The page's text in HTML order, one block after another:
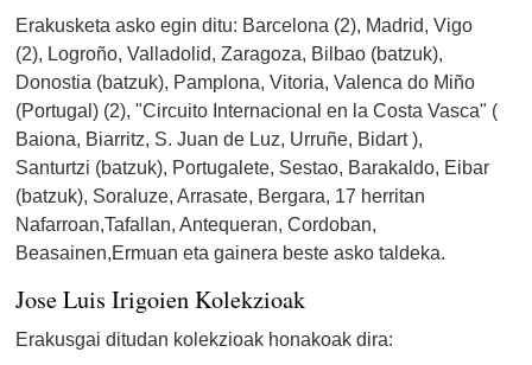
Erakusketa asko egin ditu: Barcelona (2), Madrid, Vigo
(2), Logroño, Valladolid, Zaragoza, Bilbao (batzuk),
Donostia (batzuk), Pamplona, Vitoria, Valenca do Miño
(Portugal) (2), "Circuito Internacional en la Costa Vasca" (
Baiona, Biarritz, S. Juan de Luz, Urruñe, Bidart ),
Santurtzi (batzuk), Portugalete, Sestao, Barakaldo, Eibar
(batzuk), Soraluze, Arrasate, Bergara, 17 herritan
Nafarroan,Tafallan, Antequeran, Cordoban,
Beasainen,Ermuan eta gainera beste asko taldeka.
Jose Luis Irigoien Kolekzioak
Erakusgai ditudan kolekzioak honakoak dira: